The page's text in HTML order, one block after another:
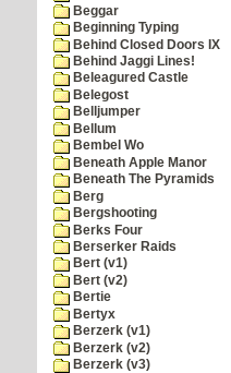
Beggar
Beginning Typing
Behind Closed Doors IX
Behind Jaggi Lines!
Beleagured Castle
Belegost
Belljumper
Bellum
Bembel Wo
Beneath Apple Manor
Beneath The Pyramids
Berg
Bergshooting
Berks Four
Berserker Raids
Bert (v1)
Bert (v2)
Bertie
Bertyx
Berzerk (v1)
Berzerk (v2)
Berzerk (v3)